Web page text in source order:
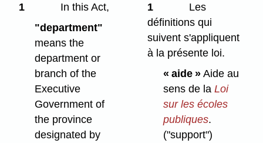
1
In this Act,
"department"
means the
department or
branch of the
Executive
Government of
the province
designated by
1
Les
définitions qui
suivent s'appliquent
à la présente loi.
« aide »Aide au
sens de la Loi
sur les écoles
publiques.
("support")